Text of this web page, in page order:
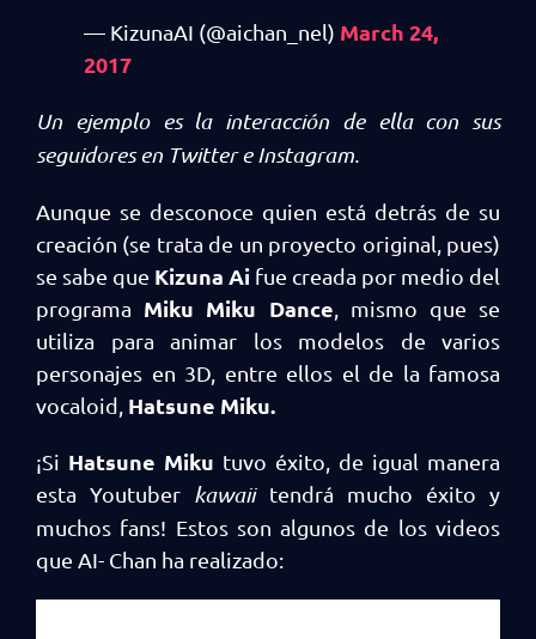
— KizunaAI (@aichan_nel) March 24,
2017
Un ejemplo es la interacción de ella con sus
seguidores en Twitter e Instagram.
Aunque se desconoce quien está detrás de su
creación (se trata de un proyecto original, pues)
se sabe que Kizuna Ai fue creada por medio del
programa Miku Miku Dance , mismo que se
utiliza para animar los modelos de varios
personajes en 3D, entre ellos el de la famosa
vocaloid, Hatsune Miku.
¡Si Hatsune Miku tuvo éxito, de igual manera
esta Youtuber kawaii tendrá mucho éxito y
muchos fans! Estos son algunos de los videos
que AI- Chan ha realizado: